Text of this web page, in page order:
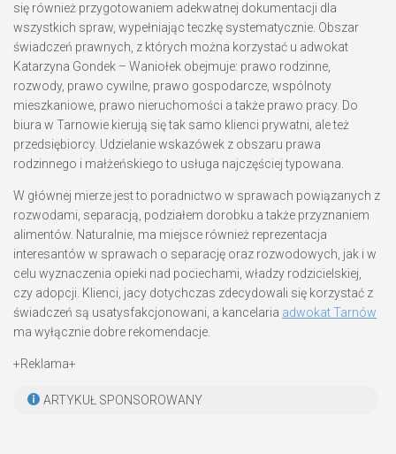
się również przygotowaniem adekwatnej dokumentacji dla
wszystkich spraw, wypełniając teczkę systematycznie. Obszar
świadczeń prawnych, z których można korzystać u adwokat
Katarzyna Gondek – Waniołek obejmuje: prawo rodzinne,
rozwody, prawo cywilne, prawo gospodarcze, wspólnoty
mieszkaniowe, prawo nieruchomości a także prawo pracy. Do
biura w Tarnowie kierują się tak samo klienci prywatni, ale też
przedsiębiorcy. Udzielanie wskazówek z obszaru prawa
rodzinnego i małżeńskiego to usługa najczęściej typowana.
W głównej mierze jest to poradnictwo w sprawach powiązanych z
rozwodami, separacją, podziałem dorobku a także przyznaniem
alimentów. Naturalnie, ma miejsce również reprezentacja
interesantów w sprawach o separację oraz rozwodowych, jak i w
celu wyznaczenia opieki nad pociechami, władzy rodzicielskiej,
czy adopcji. Klienci, jacy dotychczas zdecydowali się korzystać z
świadczeń są usatysfakcjonowani, a kancelaria adwokat Tarnów
ma wyłącznie dobre rekomendacje.
+Reklama+
ARTYKUŁ SPONSOROWANY